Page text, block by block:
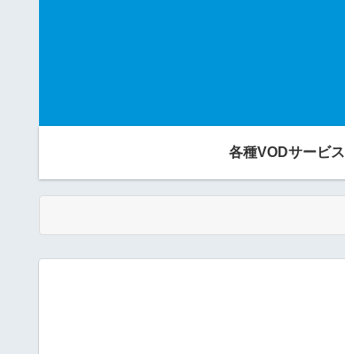
各種VODサービス